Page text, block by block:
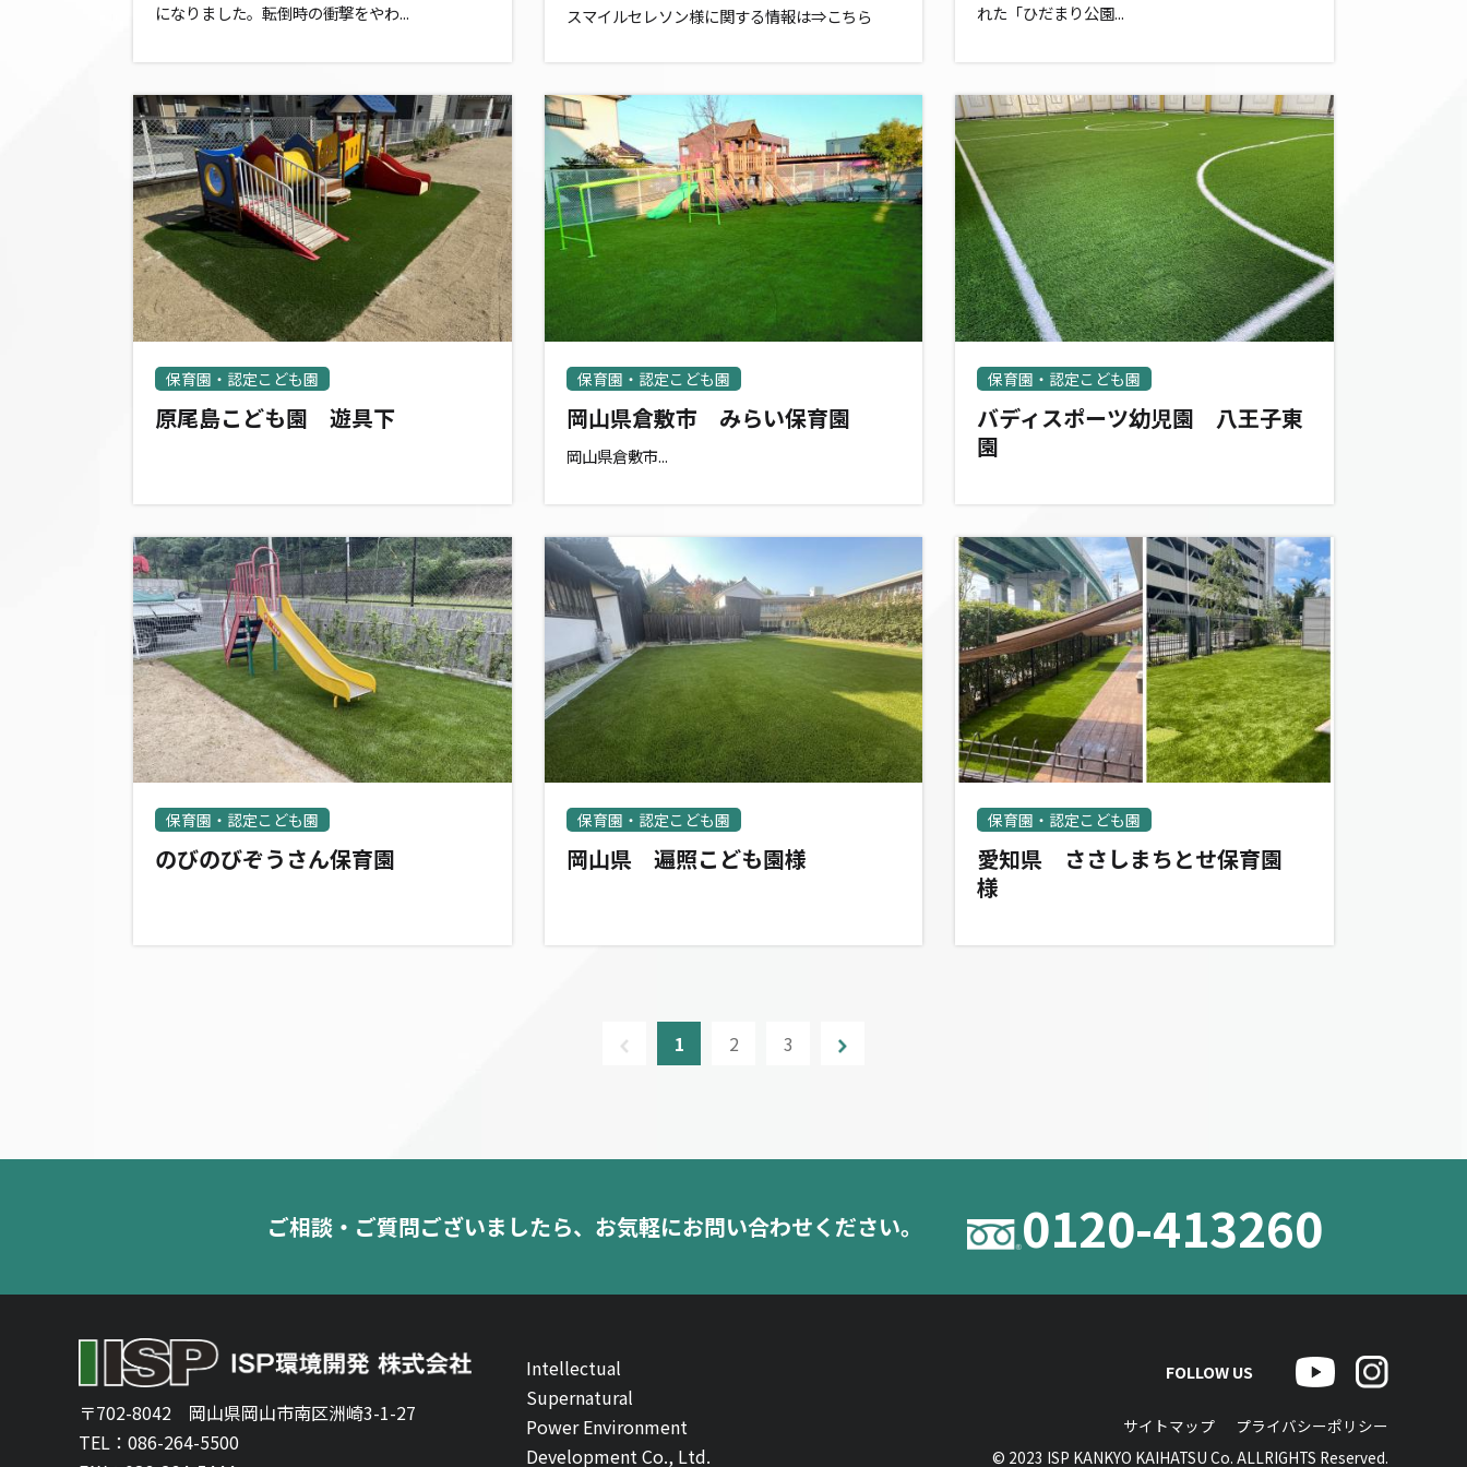
になりました。転倒時の衝撃をやわ...
スマイルセレソン様に関する情報は⇒こちら
れた「ひだまり公園...
保育園・認定こども園
原尾島こども園 遊具下
保育園・認定こども園
岡山県倉敷市 みらい保育園
岡山県倉敷市...
保育園・認定こども園
バディスポーツ幼児園 八王子東
園
保育園・認定こども園
のびのびぞうさん保育園
保育園・認定こども園
岡山県 遍照こども園様
保育園・認定こども園
愛知県 ささしまちとせ保育園
様
1 2 3
ご相談・ご質問ございましたら、 お気軽にお問い合わせください。 0120-413260
〒702-8042 岡山県岡山市南区洲崎3-1-27
TEL： 086-264-5500
Intellectual
Supernatural
Power Environment
Development Co., Ltd.
FOLLOW US
サイトマップ
プライバシーポリシー
© 2023 ISP KANKYO KAIHATSU Co. ALLRIGHTS Reserved.